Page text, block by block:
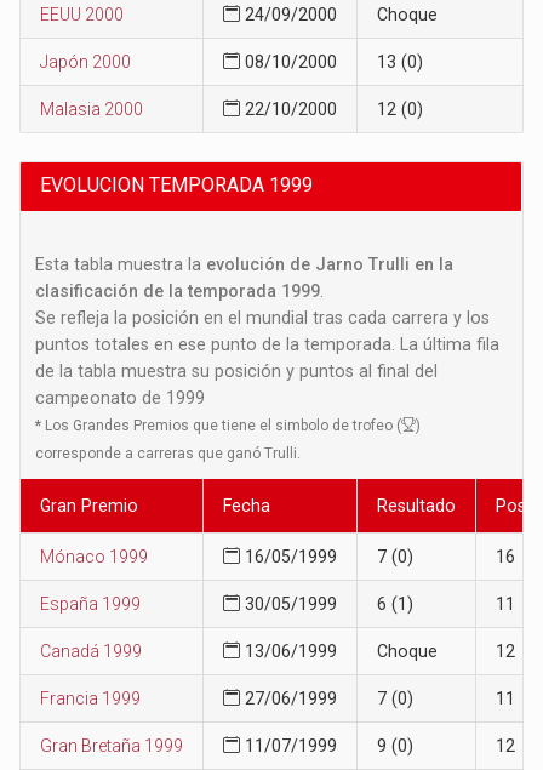
EEUU 2000 24/09/2000 Choque
Japón 2000 08/10/2000 13 (0)
Malasia 2000 22/10/2000 12 (0)
EVOLUCION TEMPORADA 1999
Esta tabla muestra la evolución de Jarno Trulli en la
clasificación de la temporada 1999
Se refleja la posición en el mundial tras cada carrera y los
puntos totales en ese punto de la temporada. La última fila
de la tabla muestra su posición y puntos al final del
campeonato de 1999
* Los Grandes Premios que tiene el simbolo de trofeo (
)
corresponde a carreras que ganó Trulli.
Gran Premio Fecha Resultado
Mónaco 1999 16/05/1999 7 (0) 16
España 1999 30/05/1999 6 (1) 11
Canadá 1999 13/06/1999 Choque 12
Francia 1999 27/06/1999 7 (0) 11
Gran Bretaña 1999 11/07/1999 9 (0) 12